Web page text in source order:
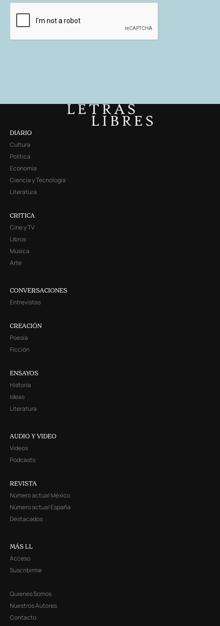
DIARIO
Cultura
Política
Economía
Ciencia y Tecnología
Literatura
CRITICA
Cine y TV
Libros
Música
Arte
CONVERSACIONES
Entrevistas
CREACIÓN
Poesía
Ficción
ENSAYOS
Historia
Ideas
Literatura
AUDIO Y VIDEO
Videos
Podcasts
REVISTA
Número actual México
Número actual España
Destacados
MÁS LL
Acceso
Suscribirme
Quienes Somos
Nuestros Autores
Contacto